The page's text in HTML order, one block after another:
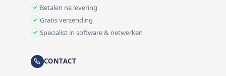
Betalen na levering
Gratis verzending
Specialist in software & netwerken
CONTACT